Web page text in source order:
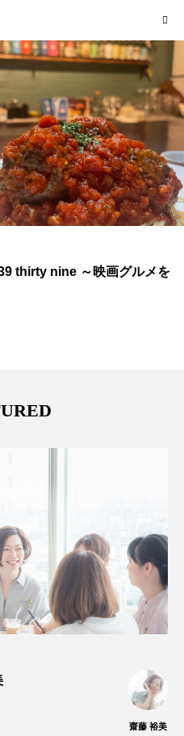
～映画グルメを

齋藤 裕美